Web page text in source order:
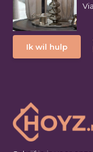
Ik wil hulp